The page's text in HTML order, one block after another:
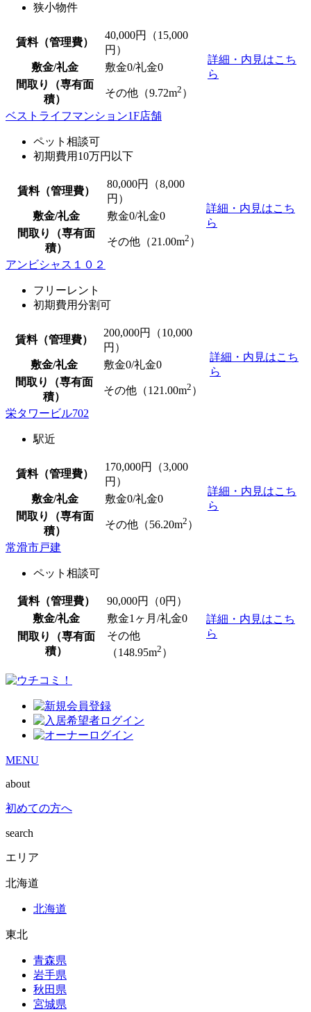
狭小物件
賃料（管理費）
40,000円（15,000
円）
詳細・内見はこち
ら
敷金/礼金 敷金0/礼金0
間取り（専有面
積）
その他（9.72m2 ）
ベストライフマンション1F店舗
ペット相談可
初期費用10万円以下
賃料（管理費）
80,000円（8,000
円）
詳細・内見はこち
ら
敷金/礼金 敷金0/礼金0
間取り（専有面
積）
その他（21.00m2 ）
アンビシャス１０２
フリーレント
初期費用分割可
賃料（管理費）
200,000円（10,000
円）
詳細・内見はこち
ら
敷金/礼金 敷金0/礼金0
間取り（専有面
積）
その他（121.00m2 ）
栄タワービル702
駅近
賃料（管理費）
170,000円（3,000
円）
詳細・内見はこち
ら
敷金/礼金 敷金0/礼金0
間取り（専有面
積）
その他（56.20m2 ）
常滑市戸建
ペット相談可
賃料（管理費） 90,000円（0円）
詳細・内見はこち
ら
敷金/礼金 敷金1ヶ月/礼金0
間取り（専有面
積）
その他
（148.95m2 ）
MENU
about
初めての方へ
search
エリア
北海道
北海道
東北
青森県
岩手県
秋田県
宮城県